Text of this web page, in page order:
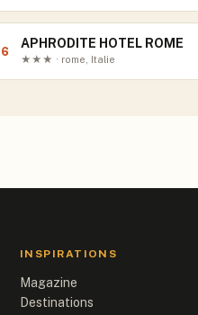
6
APHRODITE HOTEL ROME
★★★ · rome, Italie
INSPIRATIONS
Magazine
Destinations